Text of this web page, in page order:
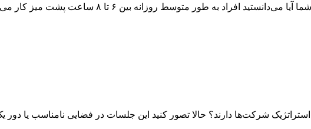
افراد به طور متوسط روزانه بین ۶ تا ۸ ساعت پشت میز کار می‌نش...
شرکت‌ها دارند؟ حالا تصور کنید این جلسات در فضایی نامناسب یا دور